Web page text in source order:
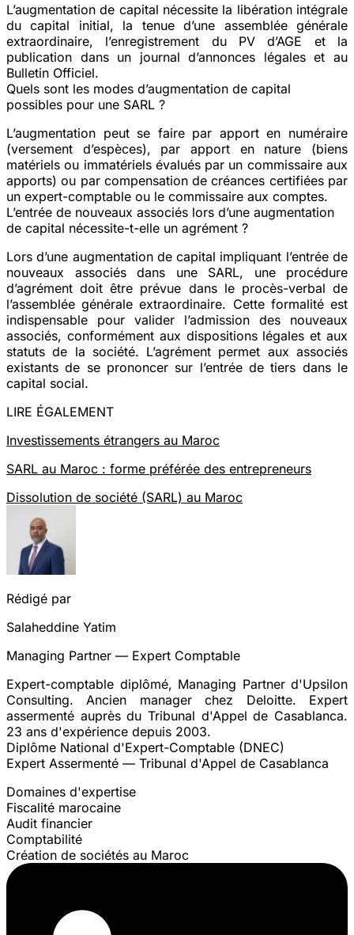
L’augmentation de capital nécessite la libération intégrale
du capital initial, la tenue d’une assemblée générale
extraordinaire, l’enregistrement du PV d’AGE et la
publication dans un journal d’annonces légales et au
Bulletin Officiel.
Quels sont les modes d’augmentation de capital
possibles pour une SARL ?
L’augmentation peut se faire par apport en numéraire
(versement d’espèces), par apport en nature (biens
matériels ou immatériels évalués par un commissaire aux
apports) ou par compensation de créances certifiées par
un expert-comptable ou le commissaire aux comptes.
L’entrée de nouveaux associés lors d’une augmentation
de capital nécessite-t-elle un agrément ?
Lors d’une augmentation de capital impliquant l’entrée de
nouveaux associés dans une SARL, une procédure
d’agrément doit être prévue dans le procès-verbal de
l’assemblée générale extraordinaire. Cette formalité est
indispensable pour valider l’admission des nouveaux
associés, conformément aux dispositions légales et aux
statuts de la société. L’agrément permet aux associés
existants de se prononcer sur l’entrée de tiers dans le
capital social.
LIRE ÉGALEMENT
Investissements étrangers au Maroc
SARL au Maroc : forme préférée des entrepreneurs
Dissolution de société (SARL) au Maroc
Rédigé par
Salaheddine Yatim
Managing Partner — Expert Comptable
Expert-comptable diplômé, Managing Partner d'Upsilon
Consulting. Ancien manager chez Deloitte. Expert
assermenté auprès du Tribunal d'Appel de Casablanca.
23 ans d'expérience depuis 2003.
Diplôme National d'Expert-Comptable (DNEC)
Expert Assermenté — Tribunal d'Appel de Casablanca
Domaines d'expertise
Fiscalité marocaine
Audit financier
Comptabilité
Création de sociétés au Maroc